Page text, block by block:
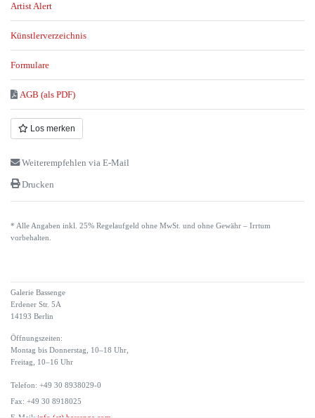
Artist Alert
Künstlerverzeichnis
Formulare
AGB (als PDF)
Los merken
Weiterempfehlen via E-Mail
Drucken
* Alle Angaben inkl. 25% Regelaufgeld ohne MwSt. und ohne Gewähr – Irrtum
vorbehalten.
Galerie Bassenge
Erdener Str. 5A
14193 Berlin
Öffnungszeiten:
Montag bis Donnerstag, 10–18 Uhr,
Freitag, 10–16 Uhr
Telefon: +49 30 8938029-0
Fax: +49 30 8918025